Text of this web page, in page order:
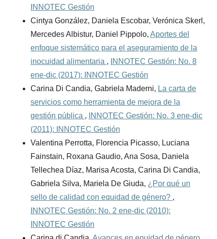
INNOTEC Gestión
Cintya González, Daniela Escobar, Verónica Skerl,
Mercedes Albistur, Daniel Pippolo, Aportes del
enfoque sistemático para el aseguramiento de la
inocuidad alimentaria ,
INNOTEC Gestión: No. 8
ene-dic (2017): INNOTEC Gestión
Carina Di Candia, Gabriela Maderni, La carta de
servicios como herramienta de mejora de la
gestión pública ,
INNOTEC Gestión: No. 3 ene-dic
(2011): INNOTEC Gestión
Valentina Perrotta, Florencia Picasso, Luciana
Fainstain, Roxana Gaudio, Ana Sosa, Daniela
Tellechea Díaz, Marisa Acosta, Carina Di Candia,
Gabriela Silva, Mariela De Giuda, ¿Por qué un
sello de calidad con equidad de género? ,
INNOTEC Gestión: No. 2 ene-dic (2010):
INNOTEC Gestión